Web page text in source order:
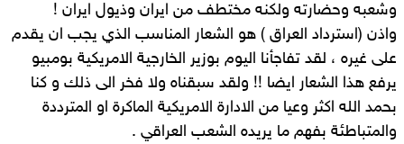
وشعبه وحضارته ولكنه مختطف من ايران وذيول ايران !
واذن (استرداد العراق ) هو الشعار المناسب الذي يجب ان يقدم
على غيره ، لقد تفاجأنا اليوم بوزير الخارجية الامريكية بومبيو
يرفع هذا الشعار ايضا !! ولقد سبقناه ولا فخر الى ذلك و كنا
بحمد الله اكثر وعيا من الادارة الامريكية الماكرة او المترددة
والمتباطئة بفهم ما يريده الشعب العراقي .